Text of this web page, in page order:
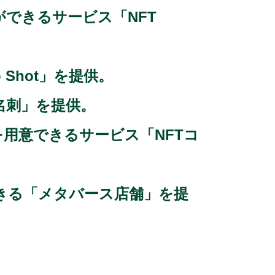
きるサービス「NFT
」を提供。
」を提供。
意できるサービス「NFTコ
「メタバース店舗」を提